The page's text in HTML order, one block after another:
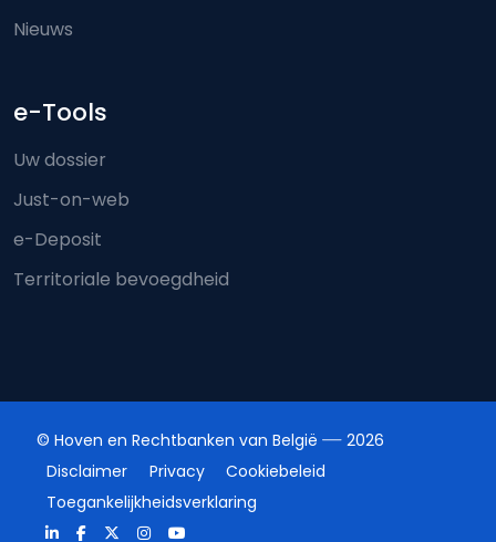
Nieuws
e-Tools
Uw dossier
Just-on-web
e-Deposit
Territoriale bevoegdheid
© Hoven en Rechtbanken van België
2026
Disclaimer
Privacy
Cookiebeleid
Toegankelijkheidsverklaring